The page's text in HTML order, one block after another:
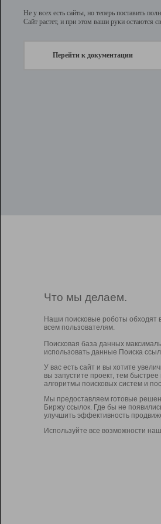
Не у всех есть сайты, но теперь поставить
Сайт растет, и при этом ваши руки остаются
Перейти к документации
Что мы делаем.
Наши поисковые роботы обходят
всем пользователям.
Поисковая база данных
использовать данные Поиска
У вас есть сайт и вы хотите
вы запустите проект, тем
алгоритмы поисковых систем и
Мы предоставляем готовые
Биржу ссылок. Где бы не
улучшить эффективность
Используйте все возможности